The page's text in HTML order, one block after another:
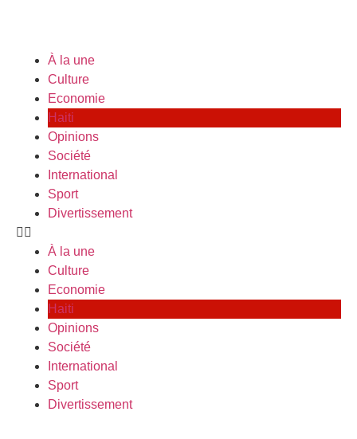
À la une
Culture
Economie
Haiti
Opinions
Société
International
Sport
Divertissement
À la une
Culture
Economie
Haiti
Opinions
Société
International
Sport
Divertissement